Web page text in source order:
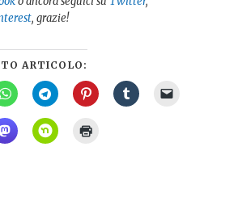
, grazie!
ARTICOLO: